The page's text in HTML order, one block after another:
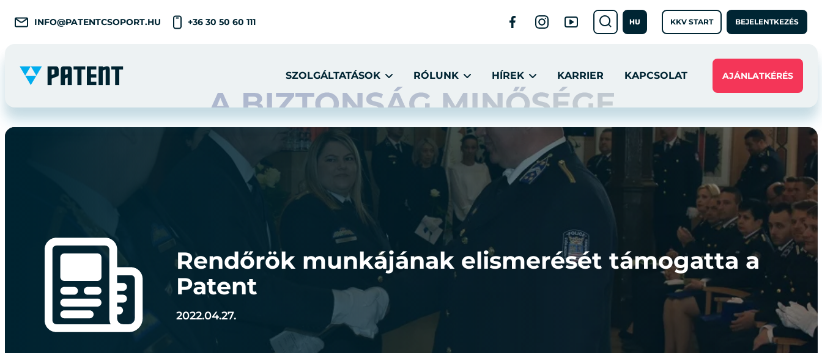
INFO@PATENTCSOPORT.HU +36 30 50 60 111 HU KKV START BEJELENTKEZÉS
SZOLGÁLTATÁSOK RÓLUNK HÍREK KARRIER KAPCSOLAT AJÁNLATKÉRÉS
Rendőrök munkájának elismerését támogatta a
Patent
2022.04.27.